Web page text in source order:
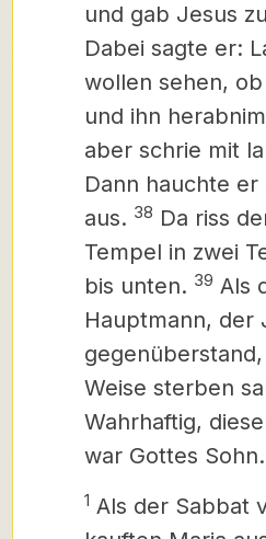
und gab Jesus
Dabei sagte er:
wollen sehen,
und ihn
aber schrie mit
Dann hauchte er
aus. 38 Da riss
Tempel in zwei
bis unten. 39 Als
Hauptmann, der
Weise sterben
Wahrhaftig,
war Gottes Sohn.
1 Als der Sabbat